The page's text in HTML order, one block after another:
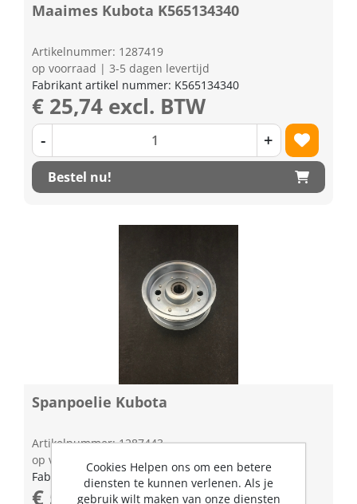
Maaimes Kubota K565134340
Artikelnummer: 1287419
op voorraad | 3-5 dagen levertijd
Fabrikant artikel nummer: K565134340
€ 25,74 excl. BTW
- +
Bestel nu!
Spanpoelie Kubota
Artikelnummer: 1287443
op voorraad | 3-5 dagen levertijd
Fabrikant artikel nummer: K565134882
€ 55,78 excl. BTW
Cookies Helpen ons om een betere
diensten te kunnen verlenen. Als je
gebruik wilt maken van onze diensten